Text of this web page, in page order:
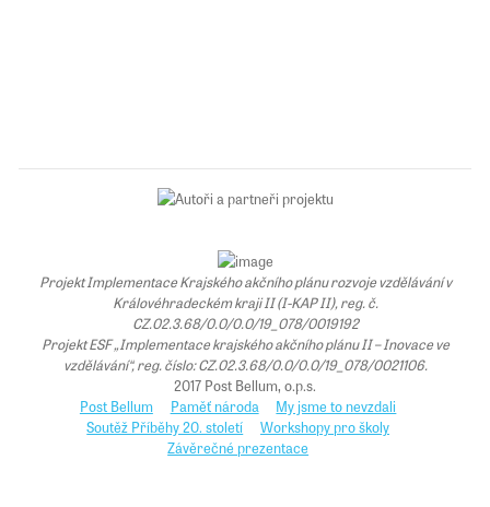
Projekt Implementace Krajského akčního plánu rozvoje vzdělávání v
Královéhradeckém kraji II (I-KAP II), reg. č.
CZ.02.3.68/0.0/0.0/19_078/0019192
Projekt ESF „Implementace krajského akčního plánu II – Inovace ve
vzdělávání“, reg. číslo: CZ.02.3.68/0.0/0.0/19_078/0021106.
2017 Post Bellum, o.p.s.
Post Bellum
Paměť národa
My jsme to nevzdali
Soutěž Příběhy 20. století
Workshopy pro školy
Závěrečné prezentace